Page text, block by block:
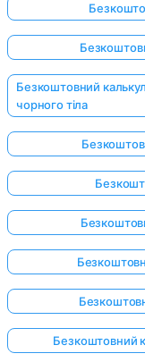
Безкоштовний
чорного тіла
Безкоштовний